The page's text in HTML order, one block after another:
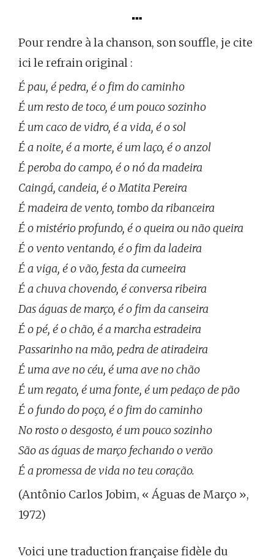
…
Pour rendre à la chanson, son souffle, je cite
ici le refrain original :
É pau, é pedra, é o fim do caminho
É um resto de toco, é um pouco sozinho
É um caco de vidro, é a vida, é o sol
É a noite, é a morte, é um laço, é o anzol
É peroba do campo, é o nó da madeira
Caingá, candeia, é o Matita Pereira
É madeira de vento, tombo da ribanceira
É o mistério profundo, é o queira ou não queira
É o vento ventando, é o fim da ladeira
É a viga, é o vão, festa da cumeeira
É a chuva chovendo, é conversa ribeira
Das águas de março, é o fim da canseira
É o pé, é o chão, é a marcha estradeira
Passarinho na mão, pedra de atiradeira
É uma ave no céu, é uma ave no chão
É um regato, é uma fonte, é um pedaço de pão
É o fundo do poço, é o fim do caminho
No rosto o desgosto, é um pouco sozinho
São as águas de março fechando o verão
É a promessa de vida no teu coração.
(Antônio Carlos Jobim, « Águas de Março »,
1972)
Voici une traduction française fidèle du